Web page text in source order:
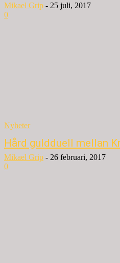
Mikael Grip - 25 juli, 2017
0
Nyheter
Hård guldduell mellan
Mikael Grip - 26 februari, 2017
0